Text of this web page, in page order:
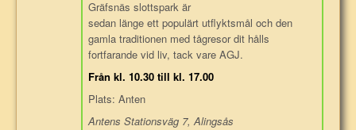
Gräfsnäs slottspark är
sedan länge ett populärt utflyktsmål och den
gamla traditionen med tågresor dit hålls
fortfarande vid liv, tack vare AGJ.
Från kl. 10.30 till kl. 17.00
Plats: Anten
Antens Stationsväg 7, Alingsås